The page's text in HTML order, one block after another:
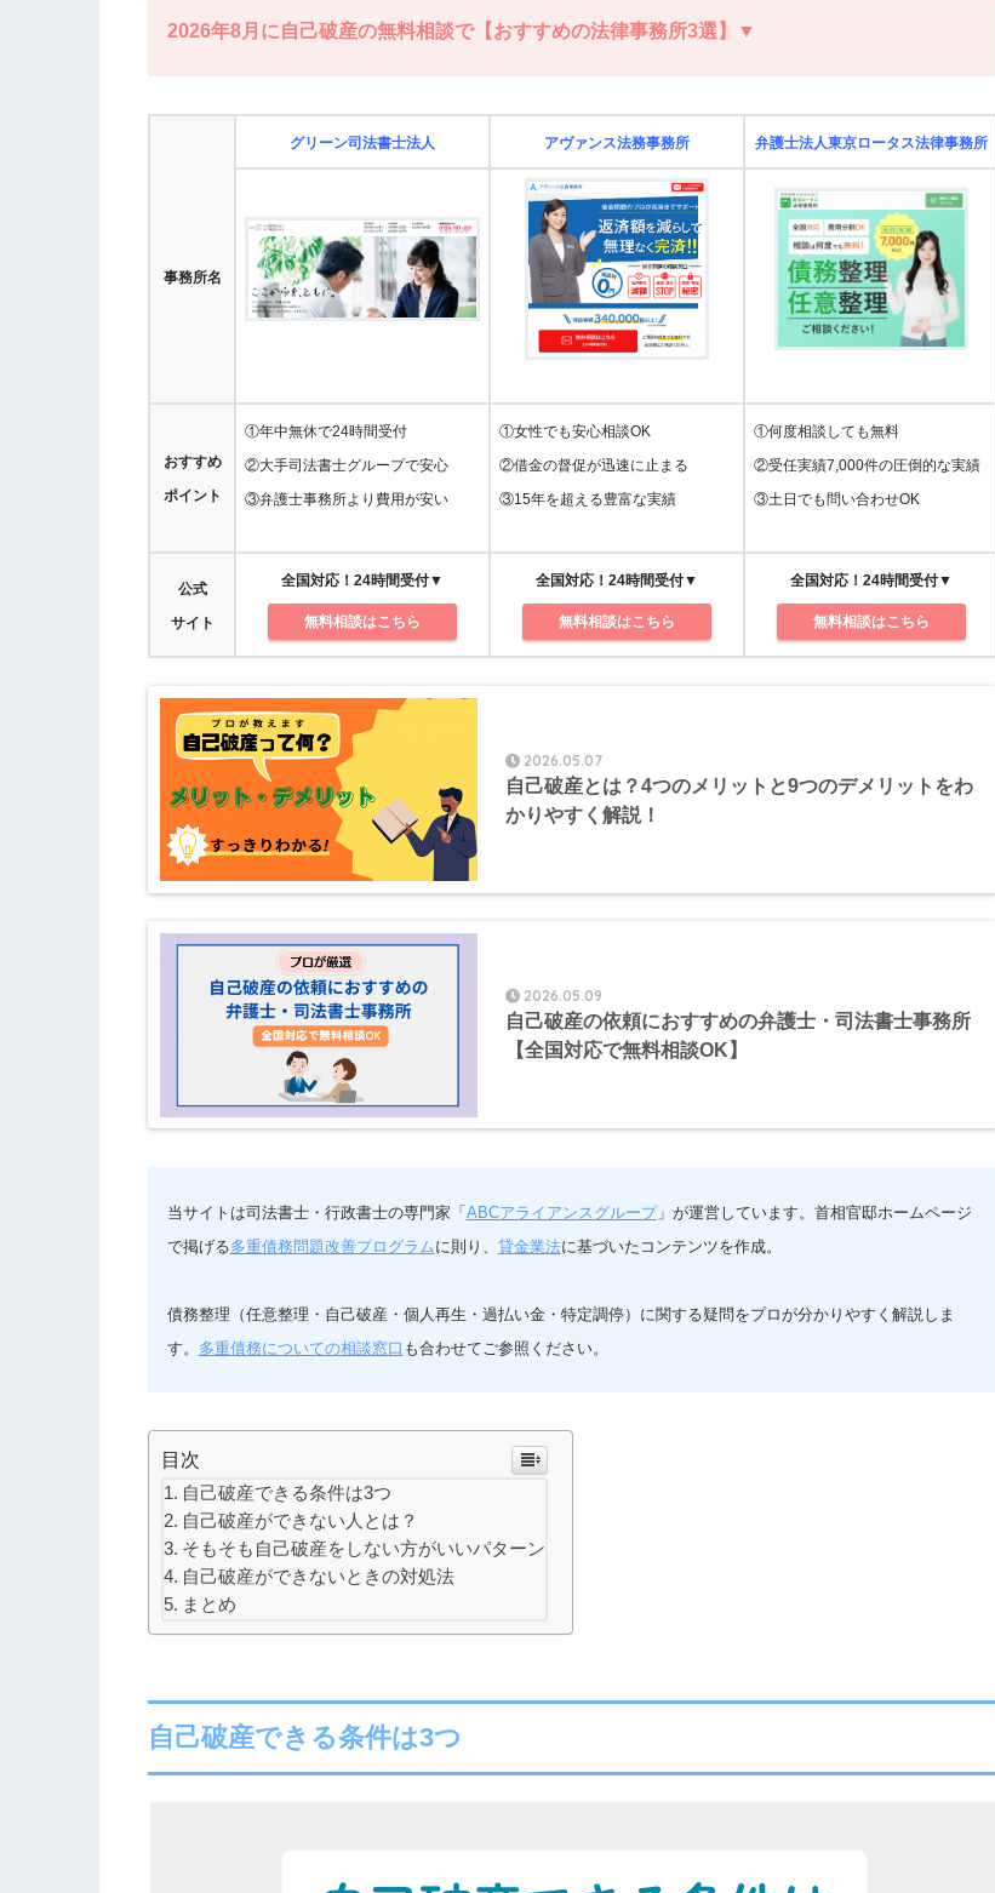
2026年8月に自己破産の無料相談で【おすすめの法律事務所3選】▼
事務所名
グリーン司法書士法人 アヴァンス法務事務所 弁護士法人東京ロータス法律事務所
おすすめ
ポイント
①年中無休で24時間受付
②大手司法書士グループで安心
③弁護士事務所より費用が安い
①女性でも安心相談OK
②借金の督促が迅速に止まる
③15年を超える豊富な実績
①何度相談しても無料
②受任実績7,000件の圧倒的な実績
③土日でも問い合わせOK
公式
サイト
全国対応！24時間受付▼
無料相談はこちら
全国対応！24時間受付▼
無料相談はこちら
全国対応！24時間受付▼
無料相談はこちら
2026.05.07
自己破産とは？4つのメリットと9つのデメリットをわ
かりやすく解説！
2026.05.09
自己破産の依頼におすすめの弁護士・司法書士事務所
【全国対応で無料相談OK】
当サイトは司法書士・行政書士の専門家「 ABCアライアンスグループ」が運営しています。首相官邸ホームページ
で掲げる多重債務問題改善プログラムに則り、 貸金業法に基づいたコンテンツを作成。
債務整理（任意整理・自己破産・個人再生・過払い金・特定調停）に関する疑問をプロが分かりやすく解説しま
す。 多重債務についての相談窓口 も合わせてご参照ください。
目次
自己破産できる条件は3つ
自己破産ができない人とは？
そもそも自己破産をしない方がいいパターン
自己破産ができないときの対処法
まとめ
自己破産できる条件は3つ